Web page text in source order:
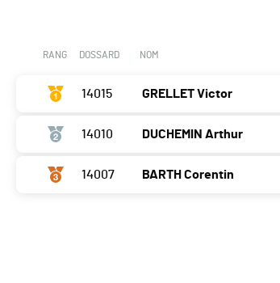
RANG DOSSARD NOM
14015 GRELLET Victor
14010 DUCHEMIN Arthur
14007 BARTH Corentin